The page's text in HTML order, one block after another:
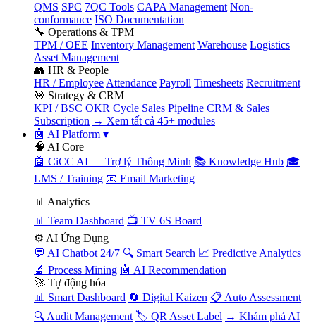
QMS SPC 7QC Tools CAPA Management Non-
conformance ISO Documentation
🔧 Operations & TPM
TPM / OEE Inventory Management Warehouse Logistics
Asset Management
👥 HR & People
HR / Employee Attendance Payroll Timesheets Recruitment
🎯 Strategy & CRM
KPI / BSC OKR Cycle Sales Pipeline CRM & Sales
Subscription → Xem tất cả 45+ modules
🤖 AI Platform ▾
🧠 AI Core
🤖 CiCC AI — Trợ lý Thông Minh 📚 Knowledge Hub 🎓
LMS / Training 📧 Email Marketing
📊 Analytics
📊 Team Dashboard 📺 TV 6S Board
⚙️ AI Ứng Dụng
💬 AI Chatbot 24/7 🔍 Smart Search 📈 Predictive Analytics
🔬 Process Mining 🤖 AI Recommendation
🚀 Tự động hóa
📊 Smart Dashboard 🔄 Digital Kaizen 📋 Auto Assessment
🔍 Audit Management 🏷️ QR Asset Label → Khám phá AI